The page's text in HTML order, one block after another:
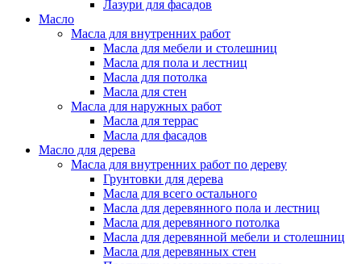
Лазури для фасадов
Масло
Масла для внутренних работ
Масла для мебели и столешниц
Масла для пола и лестниц
Масла для потолка
Масла для стен
Масла для наружных работ
Масла для террас
Масла для фасадов
Масло для дерева
Масла для внутренних работ по дереву
Грунтовки для дерева
Масла для всего остального
Масла для деревянного пола и лестниц
Масла для деревянного потолка
Масла для деревянной мебели и столешниц
Масла для деревянных стен